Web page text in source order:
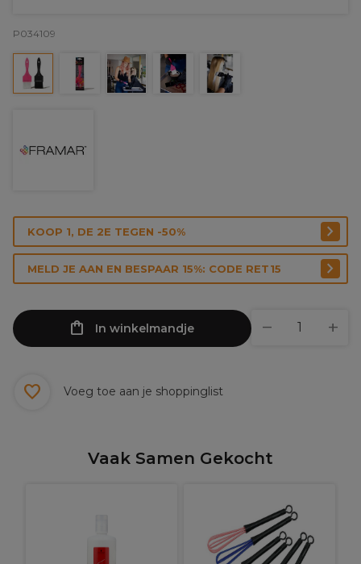
P034109
KOOP 1, DE 2E TEGEN -50%
MELD JE AAN EN BESPAAR 15%: CODE RET15
In winkelmandje
Voeg toe aan je shoppinglist
Vaak Samen Gekocht